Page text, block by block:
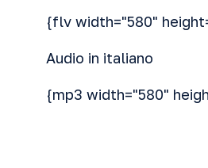
{flv width="580"
Audio in italiano
{mp3 width="580"